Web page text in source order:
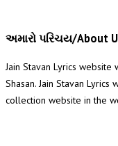
અમારો પરિચય/About
Jain Stavan Lyrics
Shasan. Jain Stavan
collection website in the